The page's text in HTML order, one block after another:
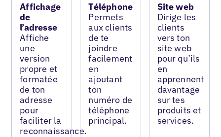
Affichage
de
l’adresse
Affiche
une
version
propre et
formatée
de ton
adresse
pour
faciliter la
reconnaissance.
Téléphone
Permets
aux clients
de te
joindre
facilement
en
ajoutant
ton
numéro de
téléphone
principal.
Site web
Dirige les
clients
vers ton
site web
pour qu’ils
en
apprennent
davantage
sur tes
produits et
services.